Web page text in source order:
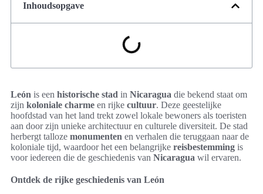
Inhoudsopgave
León is een historische stad in Nicaragua die bekend staat om
zijn koloniale charme en rijke cultuur. Deze geestelijke
hoofdstad van het land trekt zowel lokale bewoners als toeristen
aan door zijn unieke architectuur en culturele diversiteit. De stad
herbergt talloze monumenten en verhalen die teruggaan naar de
koloniale tijd, waardoor het een belangrijke reisbestemming is
voor iedereen die de geschiedenis van Nicaragua wil ervaren.
Ontdek de rijke geschiedenis van León